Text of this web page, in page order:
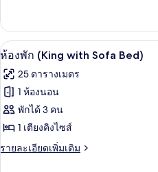
เกี่ยว
กับ
Queen
เปิด
ภาพถ่าย
ทั้งหมด
ของ
ห้อง
พัก
4
ห้องพัก (King with Sofa Bed)
25 ตารางเมตร
1 ห้องนอน
พักได้ 3 คน
1 เตียงคิงไซส์
รายละเอียดเพิ่มเติม
ราย